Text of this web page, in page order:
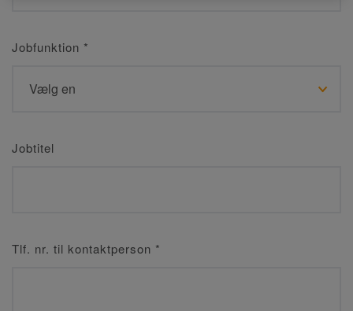
Jobfunktion *
Jobtitel
Tlf. nr. til kontaktperson *